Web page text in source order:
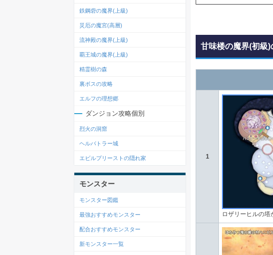
甘味楼の魔界(初級)
1
ロザリーヒルの塔
鉄鋼砦の魔界(上級)
災厄の魔宮(高層)
流神殿の魔界(上級)
覇王城の魔界(上級)
精霊樹の森
裏ボスの攻略
エルフの理想郷
ダンジョン攻略個別
烈火の洞窟
ヘルバトラー城
エビルプリーストの隠れ家
モンスター
モンスター図鑑
最強おすすめモンスター
配合おすすめモンスター
新モンスター一覧